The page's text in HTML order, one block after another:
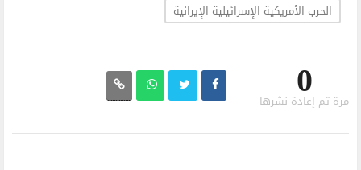
الحرب الأمريكية الإسرائيلية الإيرانية
0
مرة تم إعادة نشرها